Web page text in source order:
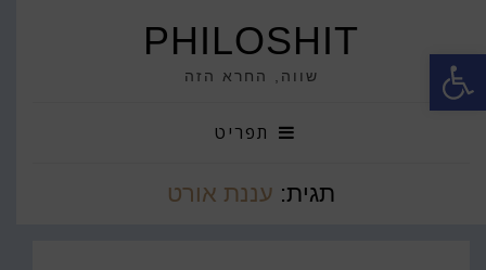
פתח סרגל נגישות PHILOSHIT
שווה, החרא הזה
תפריט
תגית: עננת אורט